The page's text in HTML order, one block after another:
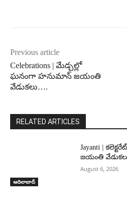
Previous article
Celebrations | మేడ్చల్లో
ఘనంగా హనుమాన్ జయంతి
వేడుకలు….
RELATED ARTICLES
ఆదిలాబాద్
Jayanti |
జయంతి
August 6, 2026